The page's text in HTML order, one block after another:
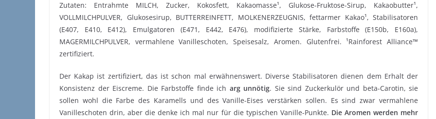
Zutaten: Entrahmte MILCH, Zucker, Kokosfett, Kakaomasse¹, Glukose-Fruktose-Sirup, Kakaobutter¹,
VOLLMILCHPULVER, Glukosesirup, BUTTERREINFETT, MOLKENERZEUGNIS, fettarmer Kakao¹, Stabilisatoren
(E407, E410, E412), Emulgatoren (E471, E442, E476), modifizierte Stärke, Farbstoffe (E150b, E160a),
MAGERMILCHPULVER, vermahlene Vanilleschoten, Speisesalz, Aromen. Glutenfrei. ¹Rainforest Alliance™
zertifiziert.
Der Kakap ist zertifiziert, das ist schon mal erwähnenswert. Diverse Stabilisatoren dienen dem Erhalt der
Konsistenz der Eiscreme. Die Farbstoffe finde ich arg unnötig. Sie sind Zuckerkulör und beta-Carotin, sie
sollen wohl die Farbe des Karamells und des Vanille-Eises verstärken sollen. Es sind zwar vermahlene
Vanilleschoten drin, aber die denke ich mal nur für die typischen Vanille-Punkte. Die Aromen werden mehr